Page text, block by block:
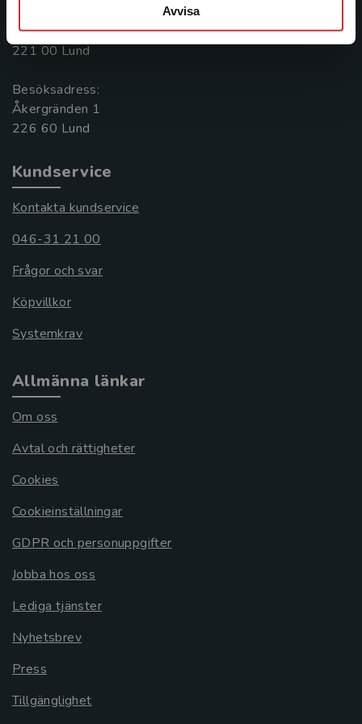
Avvisa
Box 141
221 00 Lund
Besöksadress:
Åkergränden 1
Kundservice
Kontakta kundservice
046-31 21 00
Frågor och svar
Köpvillkor
Systemkrav
Allmänna länkar
Om oss
Avtal och rättigheter
Cookies
Cookieinställningar
GDPR och personuppgifter
Jobba hos oss
Lediga tjänster
Nyhetsbrev
Press
Tillgänglighet